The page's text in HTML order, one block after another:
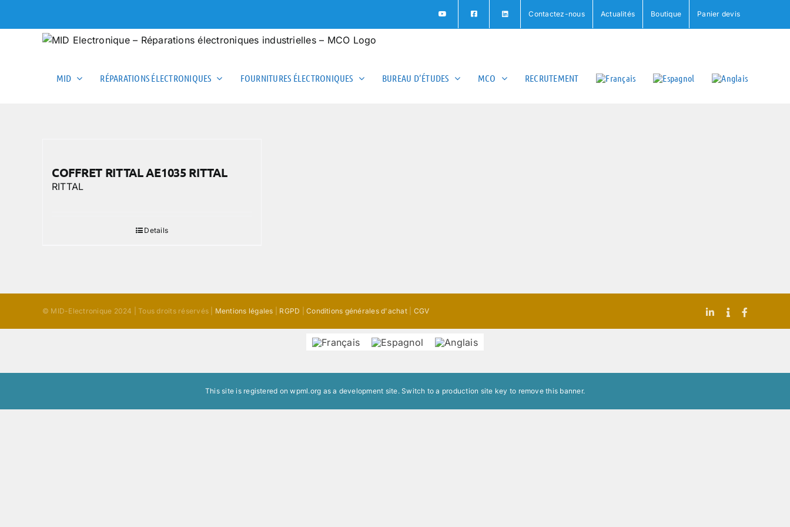
Contactez-nous Actualités Boutique Panier devis
MID RÉPARATIONS ÉLECTRONIQUES FOURNITURES ÉLECTRONIQUES BUREAU D’ÉTUDES MCO RECRUTEMENT
COFFRET RITTAL AE1035 RITTAL
RITTAL
Details
© MID-Electronique 2024 | Tous droits réservés | Mentions légales RGPD |Conditions générales d'achat| CGV LinkedIn
Indeed
This site is registered onwpml.org as a development site. Switch to a production site key to remove this banner.